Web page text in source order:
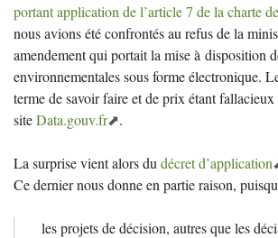
portant application de l’article 7 de la charte
nous avions été confrontés au refus de la
amendement qui portait la mise à disposition
environnementales sous forme électronique.
terme de savoir faire et de prix étant fallacieux
siteData.gouv.fr .
La surprise vient alors du décret d’application
Ce dernier nous donne en partie raison,
les projets de décision, autres que les